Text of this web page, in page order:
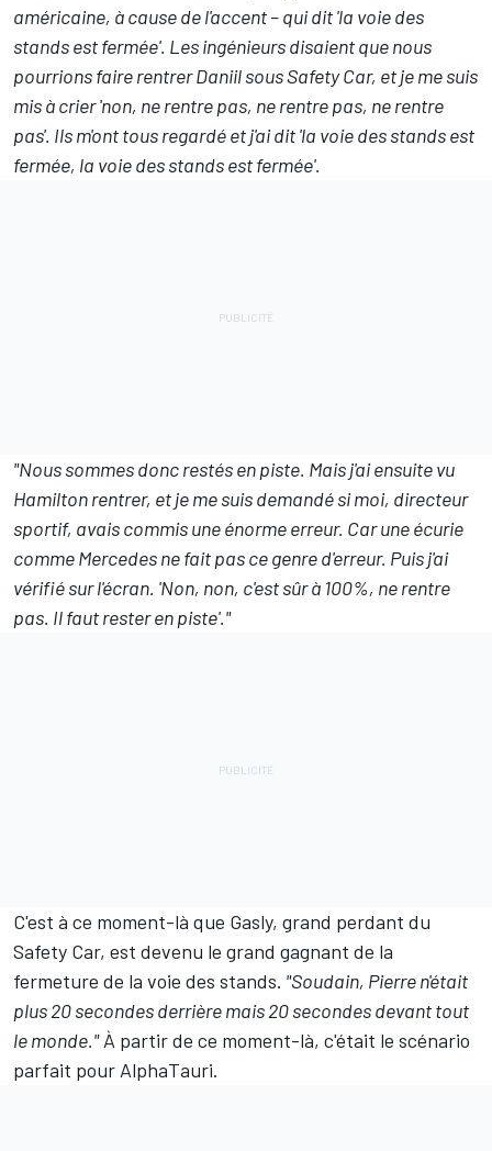
américaine, à cause de l'accent – qui dit 'la voie des
stands est fermée'. Les ingénieurs disaient que nous
pourrions faire rentrer Daniil sous Safety Car, et je me suis
mis à crier 'non, ne rentre pas, ne rentre pas, ne rentre
pas'. Ils m'ont tous regardé et j'ai dit 'la voie des stands est
fermée, la voie des stands est fermée'.
"Nous sommes donc restés en piste. Mais j'ai ensuite vu
Hamilton rentrer, et je me suis demandé si moi, directeur
sportif, avais commis une énorme erreur. Car une écurie
comme Mercedes ne fait pas ce genre d'erreur. Puis j'ai
vérifié sur l'écran. 'Non, non, c'est sûr à 100%, ne rentre
pas. Il faut rester en piste'."
C'est à ce moment-là que Gasly, grand perdant du
Safety Car, est devenu le grand gagnant de la
fermeture de la voie des stands. "Soudain, Pierre n'était
plus 20 secondes derrière mais 20 secondes devant tout
le monde."À partir de ce moment-là, c'était le scénario
parfait pour AlphaTauri.